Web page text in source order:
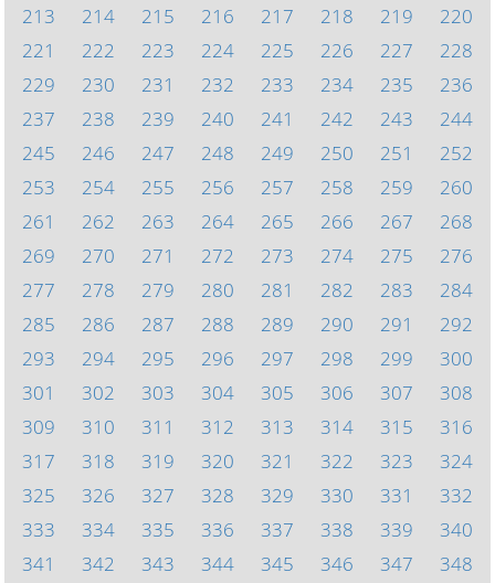
213
214 215 216 217 218 219
220
221
222 223 224 225 226 227
228
229
230 231 232 233 234 235
236
237
238 239 240 241 242 243
244
245
246 247 248 249 250 251
252
253
254 255 256 257 258 259
260
261
262 263 264 265 266 267
268
269
270 271 272 273 274 275
276
277
278 279 280 281 282 283
284
285
286 287 288 289 290 291
292
293
294 295 296 297 298 299
300
301
302 303 304 305 306 307
308
309
310 311 312 313 314 315
316
317
318 319 320 321 322 323
324
325
326 327 328 329 330 331
332
333
334 335 336 337 338 339
340
341
342 343 344 345 346 347 348